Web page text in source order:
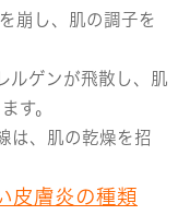
崩し、肌の調子を
ルゲンが飛散し、肌
す。
は、肌の乾燥を招
皮膚炎の種類